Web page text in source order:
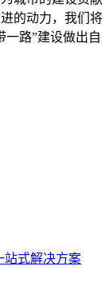
的动力，我们将
一路”建设做出自